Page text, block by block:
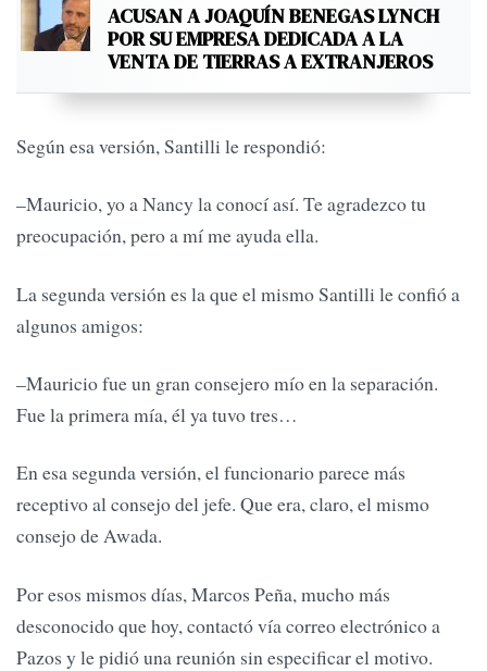
ACUSAN A JOAQUÍN BENEGAS LYNCH
POR SU EMPRESA DEDICADA A LA
VENTA DE TIERRAS A EXTRANJEROS
Según esa versión, Santilli le respondió:
–Mauricio, yo a Nancy la conocí así. Te agradezco tu
preocupación, pero a mí me ayuda ella.
La segunda versión es la que el mismo Santilli le confió a
algunos amigos:
–Mauricio fue un gran consejero mío en la separación.
Fue la primera mía, él ya tuvo tres…
En esa segunda versión, el funcionario parece más
receptivo al consejo del jefe. Que era, claro, el mismo
consejo de Awada.
Por esos mismos días, Marcos Peña, mucho más
desconocido que hoy, contactó vía correo electrónico a
Pazos y le pidió una reunión sin especificar el motivo.